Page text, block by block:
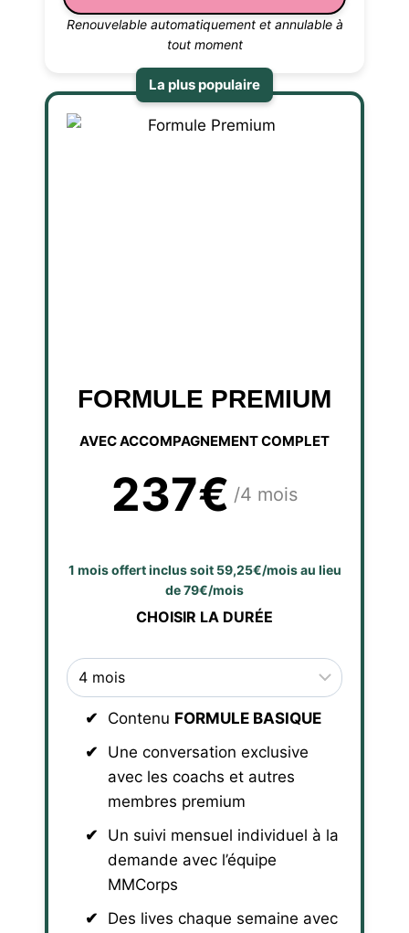
Renouvelable automatiquement et annulable à
tout moment
FORMULE PREMIUM
AVEC ACCOMPAGNEMENT COMPLET
237€ /4 mois
1 mois offert inclus soit 59,25€/mois au lieu
de 79€/mois
CHOISIR LA DURÉE
Contenu FORMULE BASIQUE
Une conversation exclusive
avec les coachs et autres
membres premium
Un suivi mensuel individuel à la
demande avec l’équipe
MMCorps
Des lives chaque semaine avec